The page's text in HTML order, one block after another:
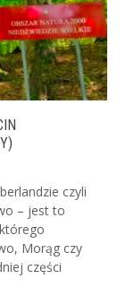
czyli
– jest to
Morąg czy
części